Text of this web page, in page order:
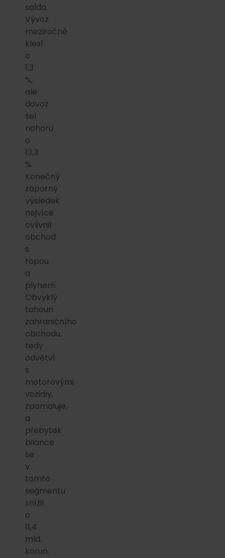
salda.
Vývoz
meziročně
klesl
o
1,3
%,
ale
dovoz
šel
nahoru
o
13,3
%.
Konečný
záporný
výsledek
nejvíce
ovlivnil
obchod
s
ropou
a
plynem.
Obvyklý
tahoun
zahraničního
obchodu,
tedy
odvětví
s
motorovými
vozidly,
zpomaluje,
a
přebytek
bilance
se
v
tomto
segmentu
snížil
o
11,4
mld.
korun.